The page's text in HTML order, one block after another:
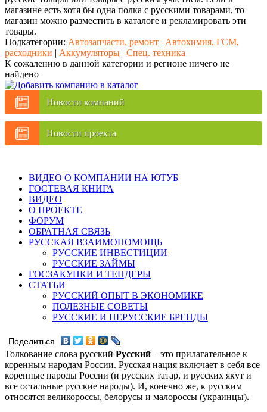
магазине есть хотя бы одна полка с русскими товарами, то
магазин можно разместить в каталоге и рекламировать эти
товары.
Подкатегории: Автозапчасти, ремонт | Автохимия, ГСМ,
расходники | Аккумуляторы | Спец. техника
К сожалению в данной категории и регионе ничего не
найдено
Новости компаний
Новости проекта
ВИДЕО О КОМПАНИИ НА ЮТУБ
ГОСТЕВАЯ КНИГА
ВИДЕО
О ПРОЕКТЕ
ФОРУМ
ОБРАТНАЯ СВЯЗЬ
РУССКАЯ ВЗАИМОПОМОЩЬ
РУССКИЕ ИНВЕСТИЦИИ
РУССКИЕ ЗАЙМЫ
ГОСЗАКУПКИ И ТЕНДЕРЫ
СТАТЬИ
РУССКИЙ ОПЫТ В ЭКОНОМИКЕ
ПОЛЕЗНЫЕ СОВЕТЫ
РУССКИЕ И НЕРУССКИЕ БРЕНДЫ
Поделиться
Толкование слова русский Русский – это прилагательное к
коренным народам России. Русская нация включает в себя все
коренные народы России (и русских татар, и русских якут и
все остальные русские народы). И, конечно же, к русским
относятся великороссы, белорусы и малороссы (украинцы).